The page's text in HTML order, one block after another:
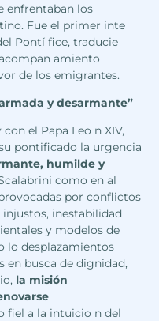
enfrentaban los
Fue el primer inte
Pontí fice, traducie
amiento
de los emigrantes.
y desarmante”
el Papa Leo n XIV,
pontificado la urgencia
humilde y
como en al
por conflictos
inestabilidad
y modelos de
lo desplazamientos
en busca de dignidad,
la misión
fiel a la intuicio n del